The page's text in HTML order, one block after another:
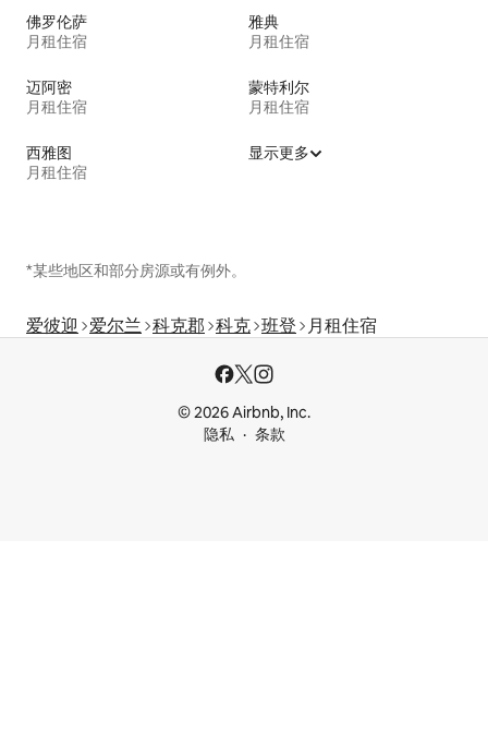
佛罗伦萨
月租住宿
雅典
月租住宿
迈阿密
月租住宿
蒙特利尔
月租住宿
西雅图
月租住宿
显示更多
*某些地区和部分房源或有例外。
爱彼迎 爱尔兰 科克郡 科克 班登 月租住宿
© 2026 Airbnb, Inc.
隐私
条款